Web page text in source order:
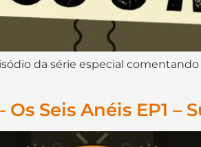
da série especial
Seis Anéis EP1 –